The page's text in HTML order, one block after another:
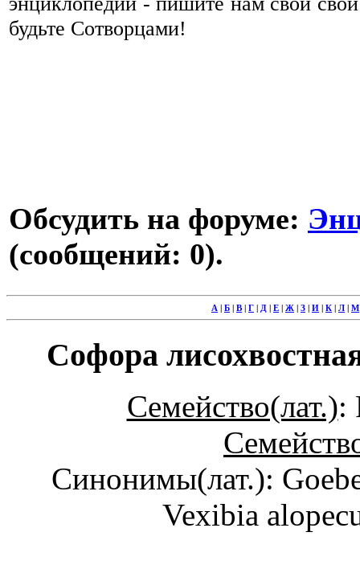
будьте Сотворцами!
Обсудить на форуме:
(сообщений: 0).
А | Б | В | Г | Д | Е | Ж | З | И | К | Л | М
Софора
Семейство(лат.):
Синонимы(лат.):
Vexibia